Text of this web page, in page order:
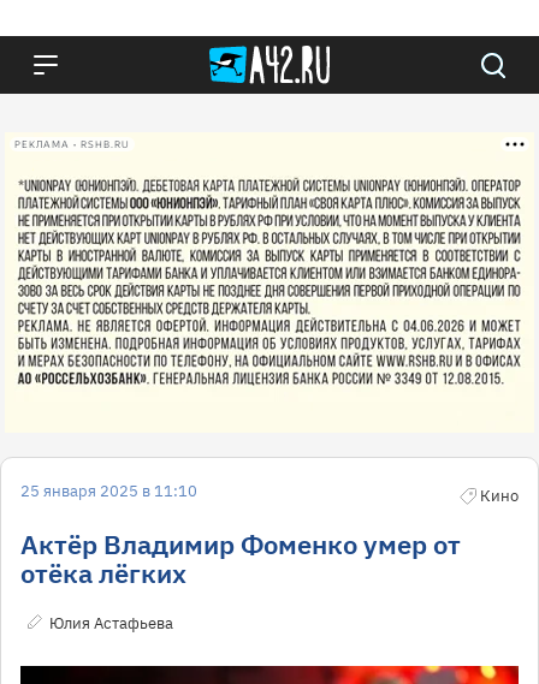
РЕКЛАМА • RSHB.RU
25 января 2025 в 11:10 Кино
Актёр Владимир Фоменко умер от
отёка лёгких
Юлия Астафьева